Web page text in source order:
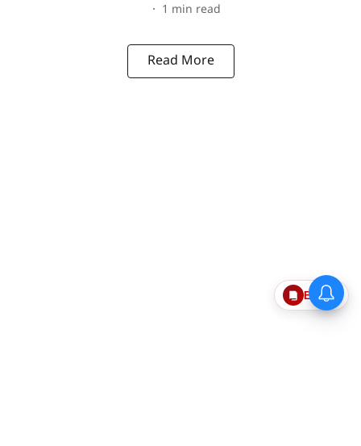
1 min read
Read More
Epaper